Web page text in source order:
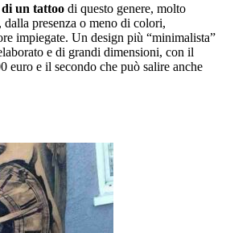
di un tattoo di questo genere, molto
presenza o meno di colori,
impiegate. Un design più “minimalista”
e di grandi dimensioni, con il
euro e il secondo che può salire anche